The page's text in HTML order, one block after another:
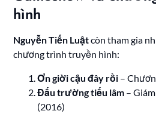
hình
Nguyễn Tiến Luậtcòn tham gia
chương trình truyền hình:
Ơn giời cậu đây rồi –
Đấu trường tiếu lâm –
(2016)